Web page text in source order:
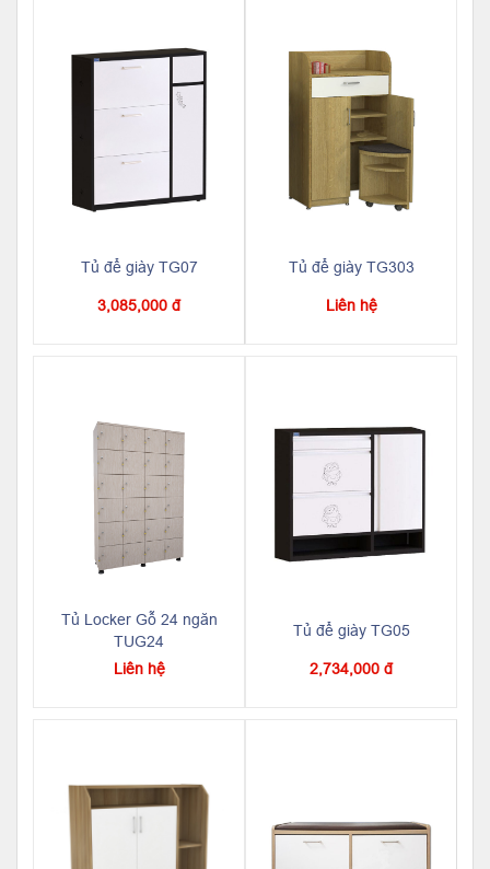
Tủ để giày TG07
3,085,000 đ
Tủ để giày TG303
Liên hệ
Tủ Locker Gỗ 24 ngăn
TUG24
Liên hệ
Tủ để giày TG05
2,734,000 đ